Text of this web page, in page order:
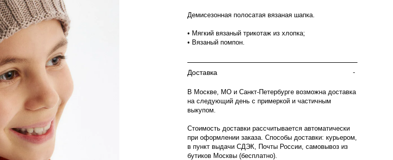
Демисезонная полосатая вязаная шапка.
• Мягкий вязаный трикотаж из хлопка;
• Вязаный помпон.
Доставка -
В Москве, МО и Санкт-Петербурге возможна доставка
на следующий день с примеркой и частичным
выкупом.
Стоимость доставки рассчитывается автоматически
при оформлении заказа. Способы доставки: курьером,
в пункт выдачи СДЭК, Почты России, самовывоз из
бутиков Москвы (бесплатно).